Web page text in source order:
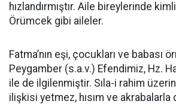
hızlandırmıştır. Aile bireylerinde
Örümcek gibi aileler.
Fatma’nın eşi, çocukları ve babası
Peygamber (s.a.v.) Efendimiz, Hz.
ile de ilgilenmiştir. Sıla-i rahim
ilişkisi yetmez, hısım ve akrabalarla